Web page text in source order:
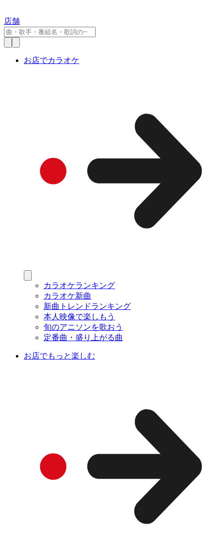
店舗
お店でカラオケ
カラオケランキング
カラオケ新曲
新曲トレンドランキング
本人映像で楽しもう
旬のアニソンを歌おう
定番曲・盛り上がる曲
お店でもっと楽しむ